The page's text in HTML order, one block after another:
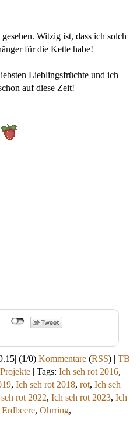
Witzig ist, dass ich solch
für die Kette habe!
Lieblingsfrüchte und ich
auf diese Zeit!
| (1/0) Kommentare (RSS) | TB
| Tags: Ich seh rot 2016,
, Ich seh rot 2018, rot, Ich seh
rot 2022, Ich seh rot 2023, Ich
Erdbeere, Ohrring,